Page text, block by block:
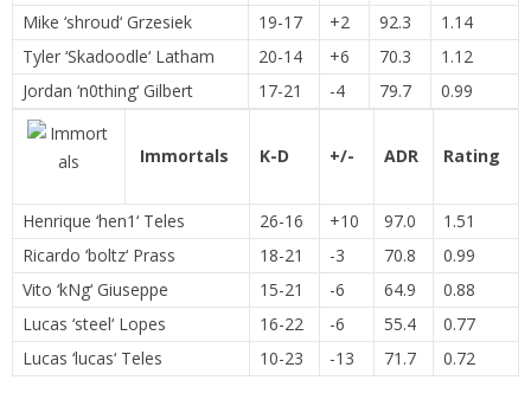
Mike ‘shroud‘ Grzesiek 19-17 +2 92.3
1.14
Tyler ‘Skadoodle‘ Latham 20-14 +6 70.3
1.12
Jordan ‘n0thing‘ Gilbert 17-21 -4 79.7 0.99
Immortals K-D +/- ADR Rating
Henrique ‘hen1‘ Teles 26-16 +10 97.0
1.51
Ricardo ‘boltz‘ Prass 18-21 -3 70.8
0.99
Vito ‘kNg‘ Giuseppe 15-21 -6 64.9
0.88
Lucas ‘steel‘ Lopes 16-22 -6 55.4
0.77
Lucas ‘lucas‘ Teles 10-23 -13 71.7 0.72